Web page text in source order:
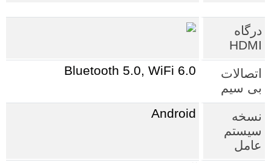
درگاه
HDMI
اتصالات
بی سیم
Bluetooth 5.0, WiFi 6.0
نسخه
سیستم
عامل
Android